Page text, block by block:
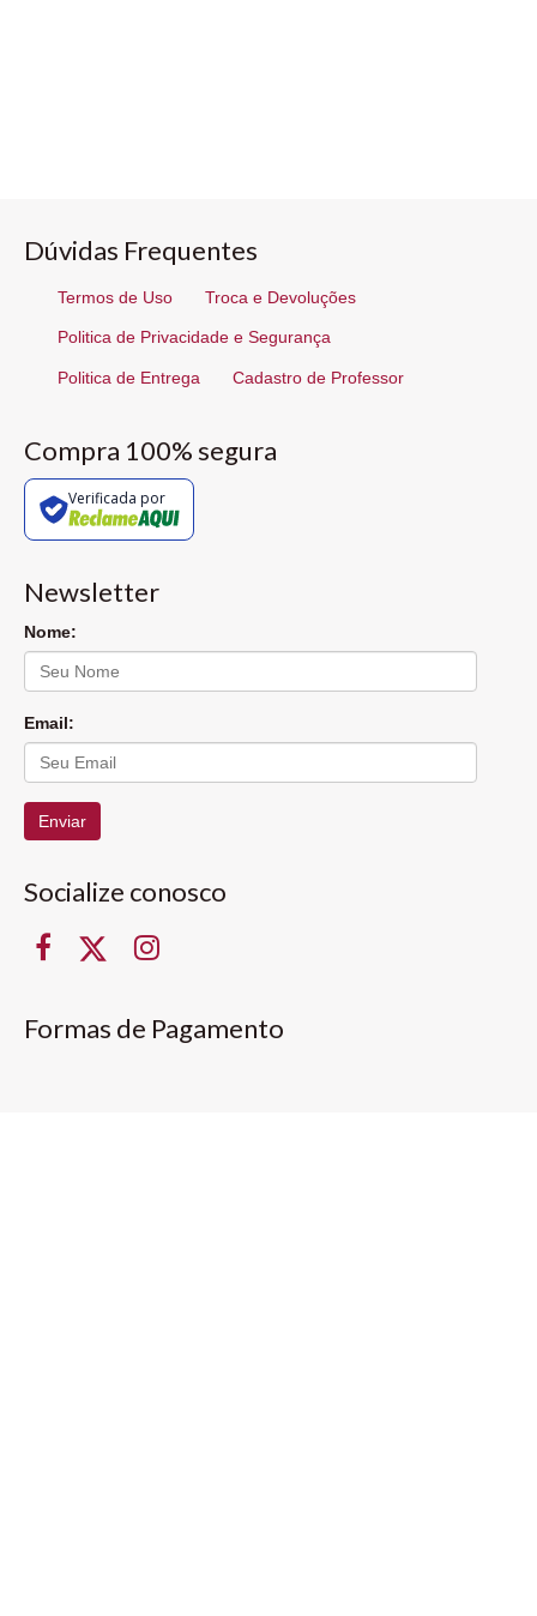
Dúvidas Frequentes
Termos de Uso Troca e Devoluções
Politica de Privacidade e Segurança
Politica de Entrega Cadastro de Professor
Compra 100% segura
Verificada por
Newsletter
Nome:
Email:
Enviar
Socialize conosco
Formas de Pagamento